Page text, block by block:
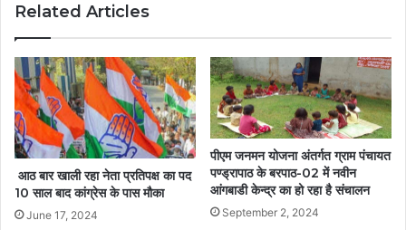
Related Articles
आठ बार खाली रहा नेता प्रतिपक्ष का पद
10 साल बाद कांग्रेस के पास मौका
June 17, 2024
पीएम जनमन योजना अंतर्गत ग्राम पंचायत
पण्ड्रापाठ के बरपाठ-02 में नवीन
आंगबाडी केन्द्र का हो रहा है संचालन
September 2, 2024